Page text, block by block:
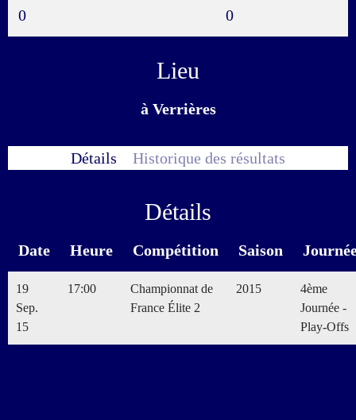
0
0
Lieu
à Verrières
Détails Historique des résultats
Détails
Date Heure Compétition Saison
19
Sep.
15
17:00
Championnat de
France Élite 2
2015
4ème
Journée -
Play-Offs